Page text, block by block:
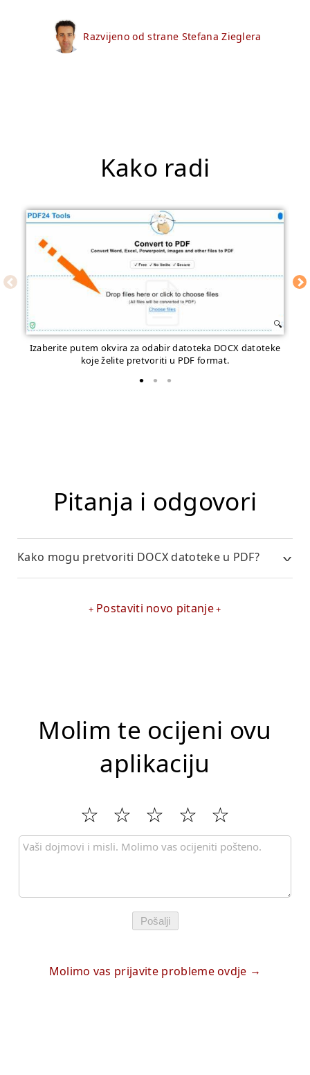
Razvijeno od strane Stefana Zieglera
Kako radi
Izaberite putem okvira za odabir datoteka DOCX datoteke
koje želite pretvoriti u PDF format.
Pitanja i odgovori
Kako mogu pretvoriti DOCX datoteke u PDF?
Postaviti novo pitanje
Molim te ocijeni ovu
aplikaciju
Pošalji
Molimo vas prijavite probleme ovdje